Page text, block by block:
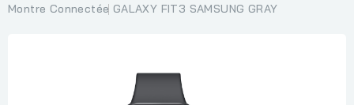
Montre Connectée GALAXY FIT3 SAMSUNG GRAY